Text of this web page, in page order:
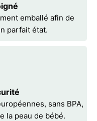
emballé afin de
parfait état.
sans BPA,
la peau de bébé.